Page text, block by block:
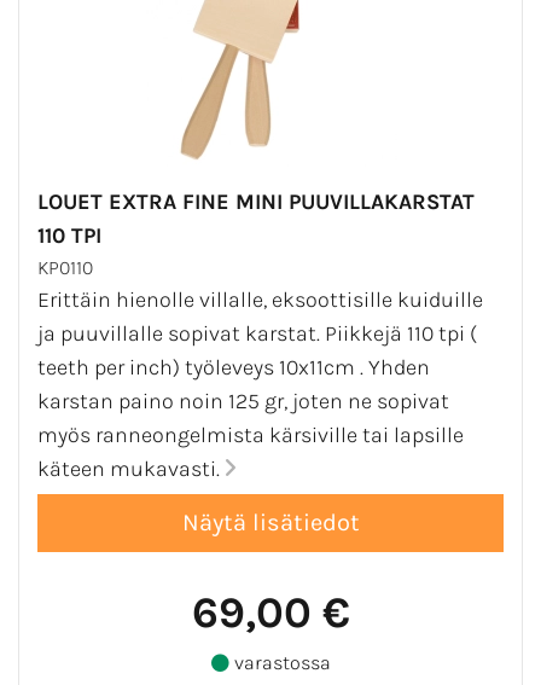
LOUET EXTRA FINE MINI PUUVILLAKARSTAT
110 TPI
KP0110
Erittäin hienolle villalle, eksoottisille kuiduille
ja puuvillalle sopivat karstat. Piikkejä 110 tpi (
teeth per inch) työleveys 10x11cm . Yhden
karstan paino noin 125 gr, joten ne sopivat
myös ranneongelmista kärsiville tai lapsille
käteen mukavasti.
69,00 €
varastossa